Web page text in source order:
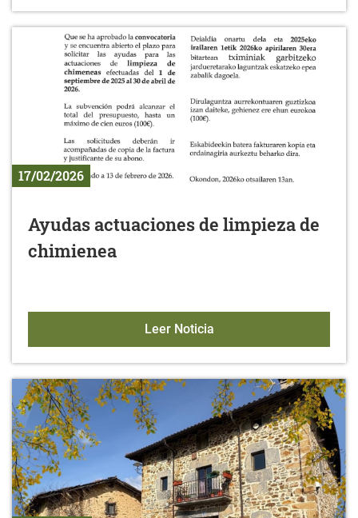
17/02/2026
Ayudas actuaciones de limpieza de
chimienea
Leer NoticiaAyudas actuaciones de